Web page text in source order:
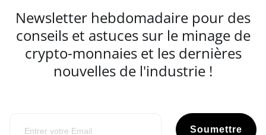
Newsletter hebdomadaire pour des
conseils et astuces sur le minage de
crypto-monnaies et les dernières
nouvelles de l'industrie !
Soumettre